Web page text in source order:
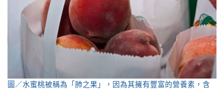
圖／水蜜桃被稱為「肺之果」，因為其擁有豐富的營養素，含